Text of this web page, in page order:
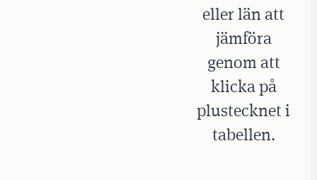
eller län att
jämföra
genom att
klicka på
plustecknet i
tabellen.